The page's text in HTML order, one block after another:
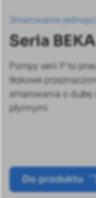
Smarowanie
Seria
Pompy serii P to
tłokowe
smarowania o
płynnymi.
Do produktu